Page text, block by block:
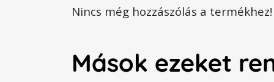
Nincs még hozzászólás a termékhez!
Mások ezeket